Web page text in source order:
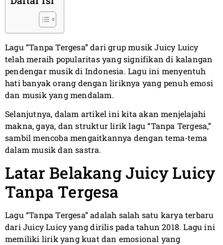
Lagu “Tanpa Tergesa” dari grup musik Juicy Luicy
telah meraih popularitas yang signifikan di kalangan
pendengar musik di Indonesia. Lagu ini menyentuh
hati banyak orang dengan liriknya yang penuh emosi
dan musik yang mendalam.
Selanjutnya, dalam artikel ini kita akan menjelajahi
makna, gaya, dan struktur lirik lagu “Tanpa Tergesa,”
sambil mencoba mengaitkannya dengan tema-tema
dalam musik dan sastra.
Latar Belakang Juicy Luicy
Tanpa Tergesa
Lagu “Tanpa Tergesa” adalah salah satu karya terbaru
dari Juicy Luicy yang dirilis pada tahun 2018. Lagu ini
memiliki lirik yang kuat dan emosional yang